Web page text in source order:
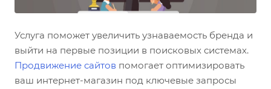
Услуга поможет увеличить узнаваемость бренда и
выйти на первые позиции в поисковых системах.
Продвижение сайтов помогает оптимизировать
ваш интернет-магазин под ключевые запросы